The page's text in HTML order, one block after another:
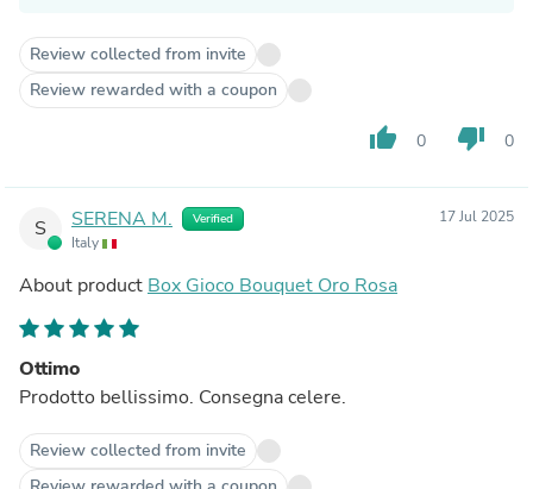
Review collected from invite
Review rewarded with a coupon
thumb_up 0 thumb_down 0
S SERENA M. Verified
Italy
17 Jul 2025
About product Box Gioco Bouquet Oro Rosa
Ottimo
Prodotto bellissimo. Consegna celere.
Review collected from invite